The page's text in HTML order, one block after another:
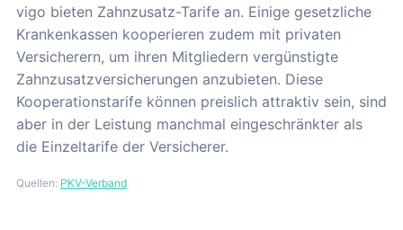
vigo bieten Zahnzusatz-Tarife an. Einige gesetzliche
Krankenkassen kooperieren zudem mit privaten
Versicherern, um ihren Mitgliedern vergünstigte
Zahnzusatzversicherungen anzubieten. Diese
Kooperationstarife können preislich attraktiv sein, sind
aber in der Leistung manchmal eingeschränkter als
die Einzeltarife der Versicherer.
Quellen: PKV-Verband